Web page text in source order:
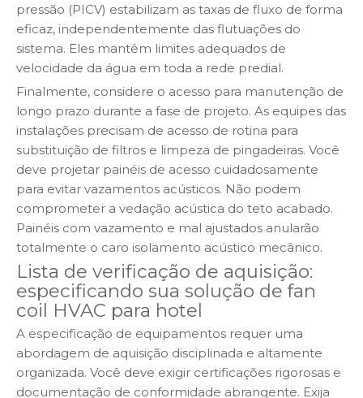
pressão (PICV) estabilizam as taxas de fluxo de forma
eficaz, independentemente das flutuações do
sistema. Eles mantêm limites adequados de
velocidade da água em toda a rede predial.
Finalmente, considere o acesso para manutenção de
longo prazo durante a fase de projeto. As equipes das
instalações precisam de acesso de rotina para
substituição de filtros e limpeza de pingadeiras. Você
deve projetar painéis de acesso cuidadosamente
para evitar vazamentos acústicos. Não podem
comprometer a vedação acústica do teto acabado.
Painéis com vazamento e mal ajustados anularão
totalmente o caro isolamento acústico mecânico.
Lista de verificação de aquisição:
especificando sua solução de fan
coil HVAC para hotel
A especificação de equipamentos requer uma
abordagem de aquisição disciplinada e altamente
organizada. Você deve exigir certificações rigorosas e
documentação de conformidade abrangente. Exija